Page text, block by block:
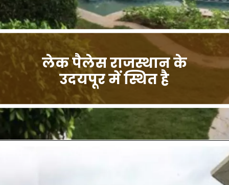
लेक पैलेस राजस्थान के